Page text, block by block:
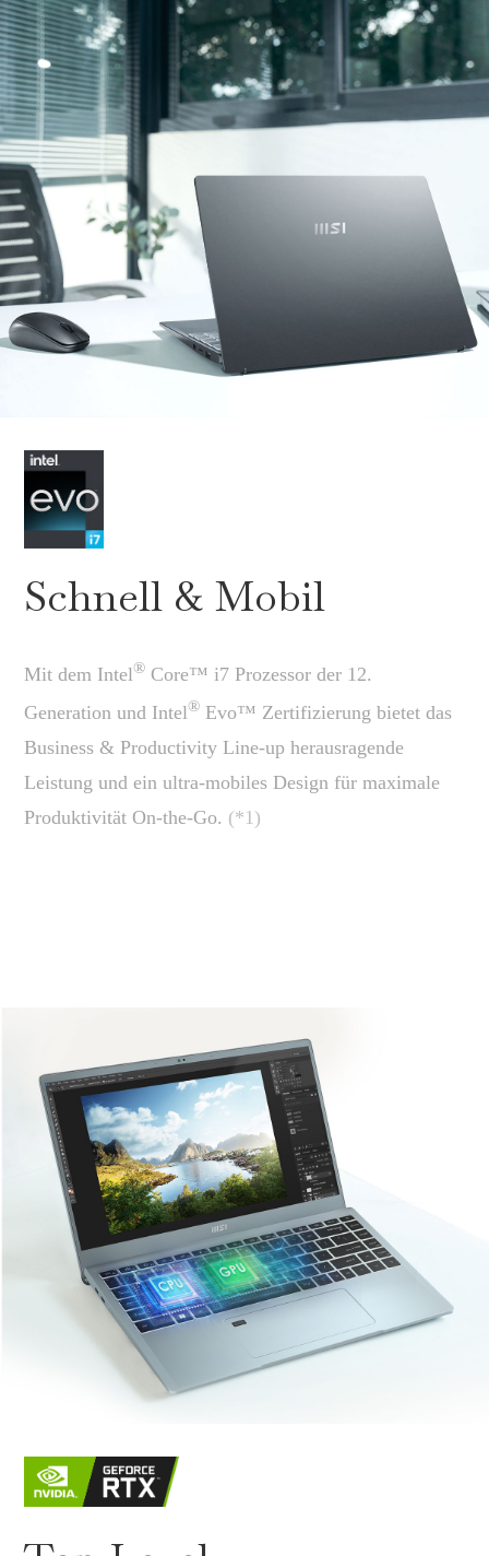
Schnell & Mobil
Mit dem Intel® Core™ i7 Prozessor der 12.
Generation und Intel® Evo™ Zertifizierung bietet das
Business & Productivity Line-up herausragende
Leistung und ein ultra-mobiles Design für maximale
Produktivität On-the-Go. (*1)